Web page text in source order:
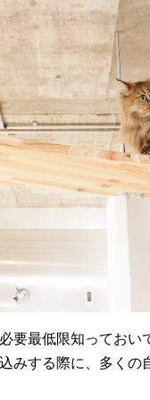
要最低限知っておい
みする際に、多く